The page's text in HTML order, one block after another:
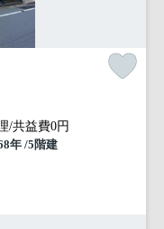
/共益費0円
年 /5階建